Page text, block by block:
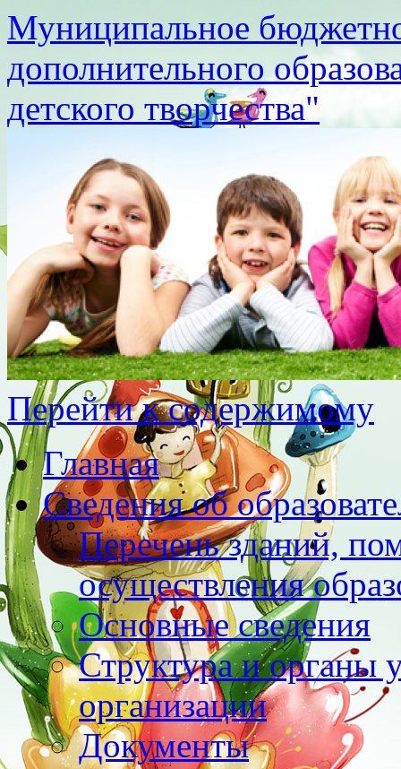
Муниципальное
дополнительного
детского творчества"
Перейти к содержимому
Главная
Сведения об
Перечень зданий,
осуществления
Основные сведения
Структура и органы
организации
Документы